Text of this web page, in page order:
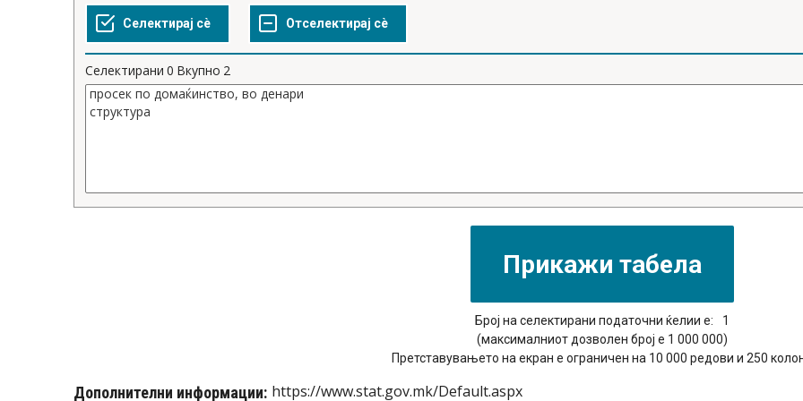
Селектирани 0 Вкупно 2
Број на селектирани податочни ќелии е:
1
(максималниот дозволен број е 1 000 000)
Претставувањето на екран е ограничен на 10 000 редови и 250
Дополнителни информации: https://www.stat.gov.mk/Default.aspx